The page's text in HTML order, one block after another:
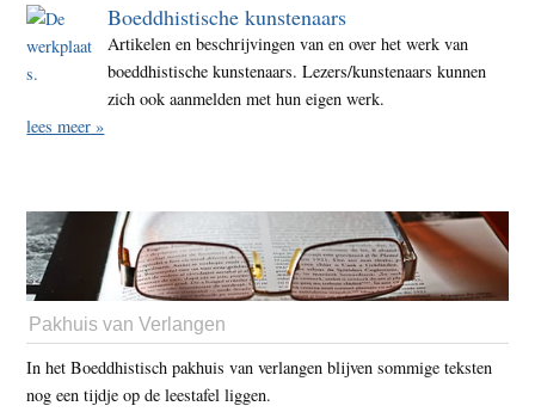
Boeddhistische kunstenaars
Artikelen en beschrijvingen van en over het werk van
boeddhistische kunstenaars. Lezers/kunstenaars kunnen
zich ook aanmelden met hun eigen werk.
lees meer »
Pakhuis van Verlangen
In het Boeddhistisch pakhuis van verlangen blijven sommige teksten
nog een tijdje op de leestafel liggen.